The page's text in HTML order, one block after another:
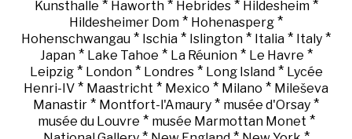
Kunsthalle * Haworth* Hebrides* Hildesheim*
Hildesheimer Dom * Hohenasperg *
Hohenschwangau * Ischia * Islington * Italia * Italy *
Japan* Lake Tahoe * La Réunion* Le Havre *
Leipzig* London* Londres* Long Island* Lycée
Henri-IV * Maastricht * Mexico * Milano * Mileševa
Manastir * Montfort-l'Amaury * musée d'Orsay *
musée du Louvre * musée Marmottan Monet *